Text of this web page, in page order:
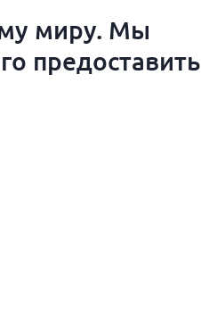
миру. Мы
предоставить